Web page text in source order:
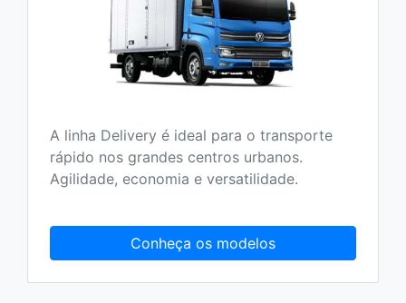
A linha Delivery é ideal para o transporte
rápido nos grandes centros urbanos.
Agilidade, economia e versatilidade.
Conheça os modelos